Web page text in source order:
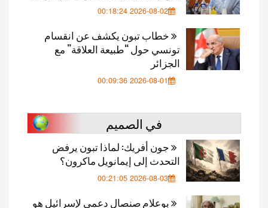
2026-08-02 00:18:24
خطاب تبون يكشف عن انقسام
تونسي حول “طبيعة العلاقة” مع
الجزائر
2026-08-01 00:09:36
في الصميم
جون أفريك: لماذا تبون يرفض
التحدث إلى إيمانويل ماكرون؟
2026-08-03 00:21:05
بوعلام صنصال دعمي لإسرائيل هو